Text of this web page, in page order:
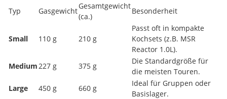
Typ Gasgewicht
Gesamtgewicht
(ca.)
Besonderheit
Small 110 g 210 g
Passt oft in kompakte
Kochsets (z.B. MSR
Reactor 1.0L).
Medium 227 g 375 g
Die Standardgröße für
die meisten Touren.
Large
450 g 660 g
Ideal für Gruppen oder
Basislager.